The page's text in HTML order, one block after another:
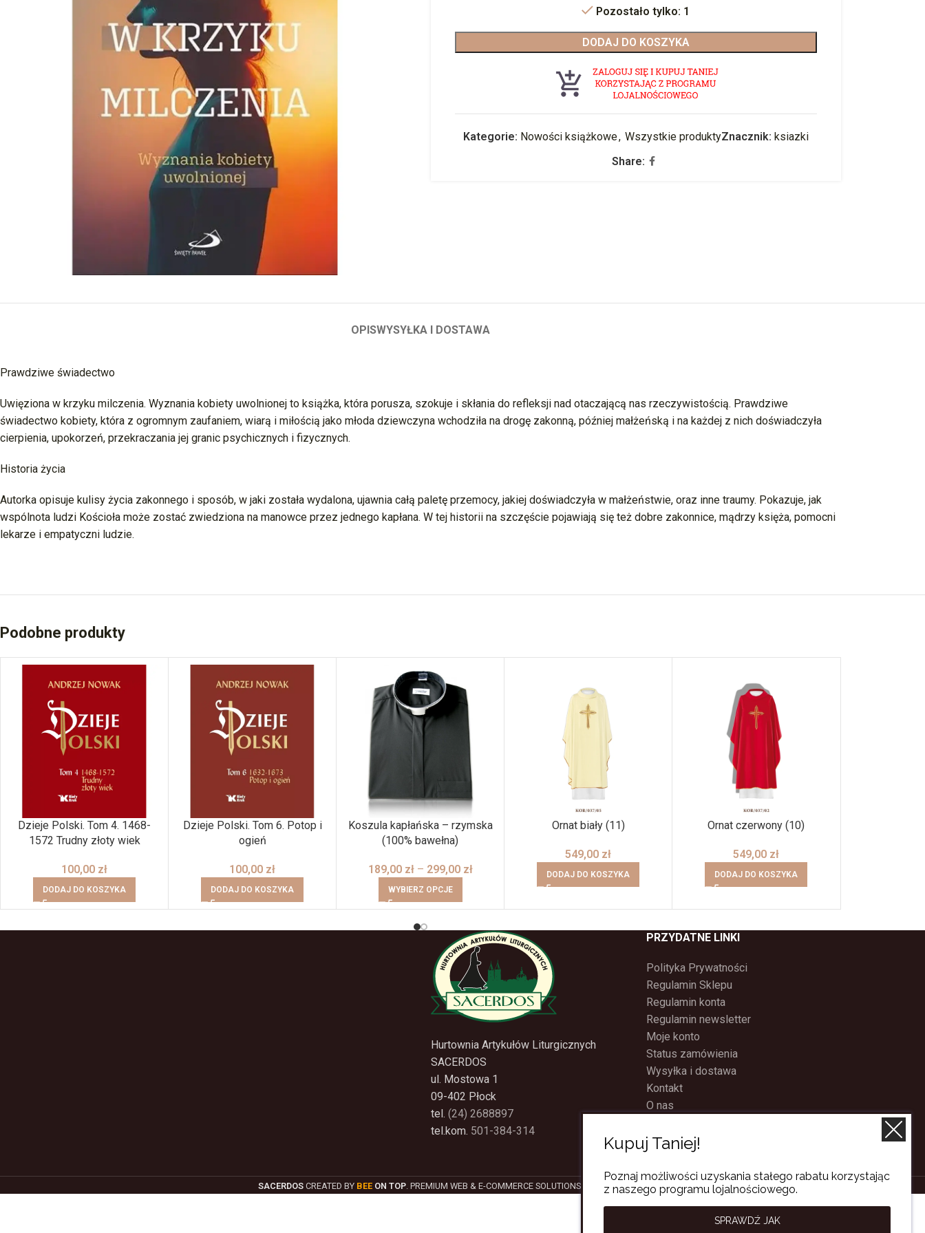
Pozostało tylko: 1
DODAJ DO KOSZYKA
Kategorie: Nowości książkowe, Wszystkie produktyZnacznik: ksiazki
Share:
OPISWYSYŁKA I DOSTAWA
Prawdziwe świadectwo
Uwięziona w krzyku milczenia. Wyznania kobiety uwolnionej to książka, która porusza, szokuje i skłania do refleksji nad otaczającą nas rzeczywistością. Prawdziwe
świadectwo kobiety, która z ogromnym zaufaniem, wiarą i miłością jako młoda dziewczyna wchodziła na drogę zakonną, później małżeńską i na każdej z nich doświadczyła
cierpienia, upokorzeń, przekraczania jej granic psychicznych i fizycznych.
Historia życia
Autorka opisuje kulisy życia zakonnego i sposób, w jaki została wydalona, ujawnia całą paletę przemocy, jakiej doświadczyła w małżeństwie, oraz inne traumy. Pokazuje, jak
wspólnota ludzi Kościoła może zostać zwiedziona na manowce przez jednego kapłana. W tej historii na szczęście pojawiają się też dobre zakonnice, mądrzy księża, pomocni
lekarze i empatyczni ludzie.
Podobne produkty
Dzieje Polski. Tom 4. 1468-
1572 Trudny złoty wiek
100,00 zł
DODAJ DO KOSZYKA
Dzieje Polski. Tom 6. Potop i
ogień
100,00 zł
DODAJ DO KOSZYKA
Koszula kapłańska – rzymska
(100% bawełna)
189,00 zł – 299,00 zł
WYBIERZ OPCJE
Ornat biały (11)
549,00 zł
DODAJ DO KOSZYKA
Ornat czerwony (10)
549,00 zł
DODAJ DO KOSZYKA
Hurtownia Artykułów Liturgicznych
SACERDOS
ul. Mostowa 1
09-402 Płock
tel. (24) 2688897
tel.kom. 501-384-314
PRZYDATNE LINKI
Polityka Prywatności
Regulamin Sklepu
Regulamin konta
Regulamin newsletter
Moje konto
Status zamówienia
Wysyłka i dostawa
Kontakt
O nas
SACERDOS CREATED BY BEE ON TOP . PREMIUM WEB & E-COMMERCE SOLUTIONS.
Kupuj Taniej!
Poznaj możliwości uzyskania stałego rabatu korzystając
z naszego programu lojalnościowego.
SPRAWDŹ JAK